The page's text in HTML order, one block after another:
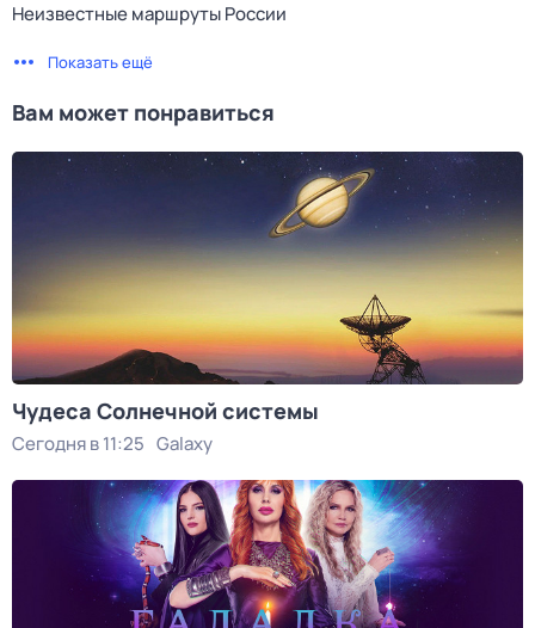
Неизвестные маршруты России
Показать ещё
Вам может понравиться
Чудеса Солнечной системы
Сегодня в 11:25 Galaxy